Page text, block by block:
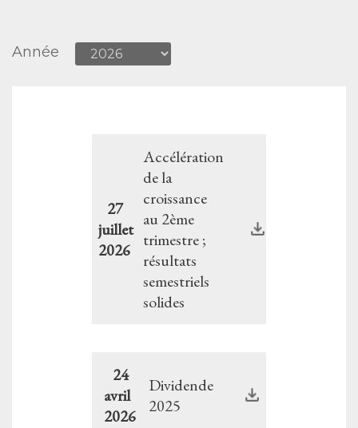
Année
27
juillet
2026
Accélération
de la
croissance
au 2ème
trimestre ;
résultats
semestriels
solides
24
avril
2026
Dividende
2025